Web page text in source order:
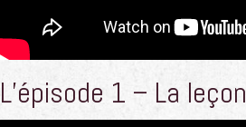
L’épisode 1 – La leçon